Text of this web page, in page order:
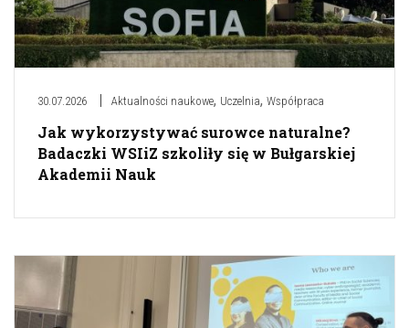
30.07.2026 Aktualności naukowe, Uczelnia, Współpraca
Jak wykorzystywać surowce naturalne?
Badaczki WSIiZ szkoliły się w Bułgarskiej
Akademii Nauk